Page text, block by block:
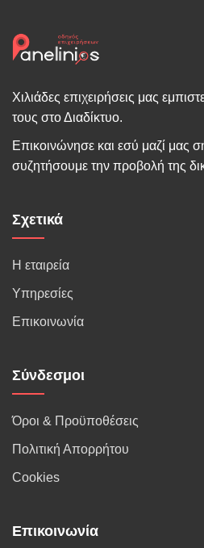
Χιλιάδες επιχειρήσεις μας
τους στο Διαδίκτυο.
Επικοινώνησε και εσύ μαζί μας
συζητήσουμε την προβολή της
Σχετικά
Η εταιρεία
Υπηρεσίες
Επικοινωνία
Σύνδεσμοι
Όροι & Προϋποθέσεις
Πολιτική Απορρήτου
Cookies
Επικοινωνία